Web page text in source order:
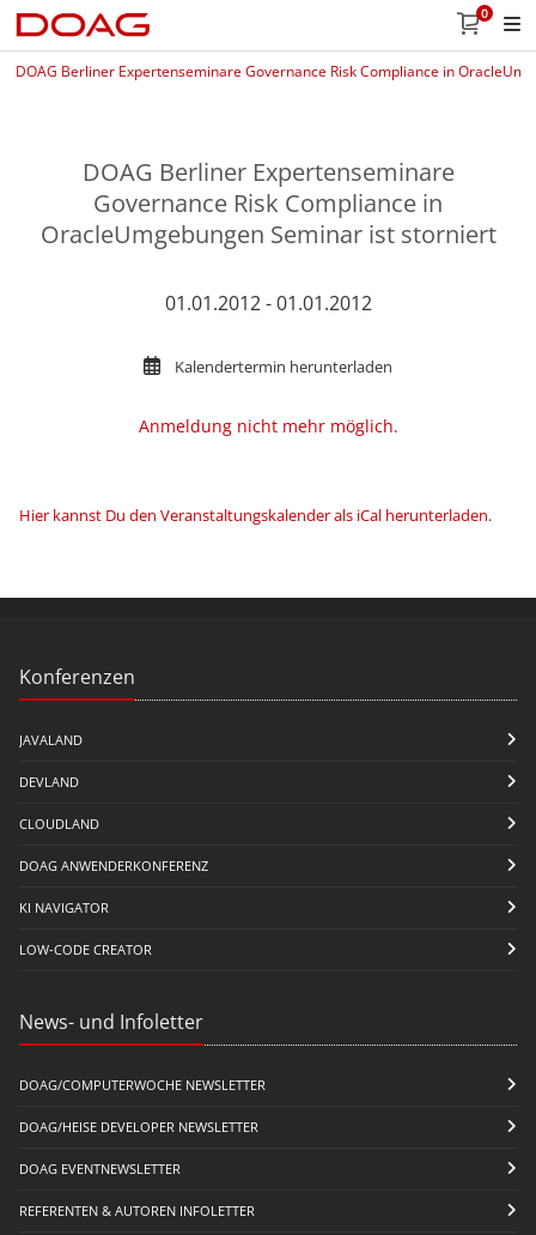
0
DOAG Berliner Expertenseminare Governance Risk Compliance in
DOAG Berliner Expertenseminare
Governance Risk Compliance in
OracleUmgebungen Seminar ist storniert
01.01.2012 - 01.01.2012
Kalendertermin herunterladen
Anmeldung nicht mehr möglich.
Hier kannst Du den Veranstaltungskalender als iCal herunterladen.
Konferenzen
JAVALAND
DEVLAND
CLOUDLAND
DOAG ANWENDERKONFERENZ
KI NAVIGATOR
LOW-CODE CREATOR
News- und Infoletter
DOAG/COMPUTERWOCHE NEWSLETTER
DOAG/HEISE DEVELOPER NEWSLETTER
DOAG EVENTNEWSLETTER
REFERENTEN & AUTOREN INFOLETTER